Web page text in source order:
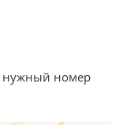
нужный номер